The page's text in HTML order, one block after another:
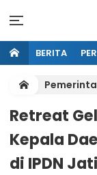
BERITA
Retreat
Kepala
di IPDN